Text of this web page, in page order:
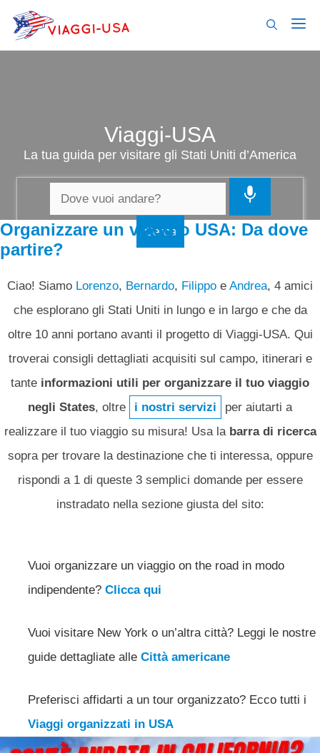
Viaggi-USA
La tua guida per visitare gli Stati Uniti d’America
Organizzare un viaggio USA: Da dove
partire?
Ciao! Siamo Lorenzo, Bernardo, Filippo e Andrea, 4 amici
che esplorano gli Stati Uniti in lungo e in largo e che da
oltre 10 anni portano avanti il progetto di Viaggi-USA. Qui
troverai consigli dettagliati acquisiti sul campo, itinerari e
tante informazioni utili per organizzare il tuo viaggio
negli States, oltre i nostri servizi
per aiutarti a
realizzare il tuo viaggio su misura! Usa la barra di ricerca
sopra per trovare la destinazione che ti interessa, oppure
rispondi a 1 di queste 3 semplici domande per essere
instradato nella sezione giusta del sito:
Vuoi organizzare un viaggio on the road in modo
indipendente? Clicca qui
Vuoi visitare New York o un’altra città? Leggi le nostre
guide dettagliate alle Città americane
Preferisci affidarti a un tour organizzato? Ecco tutti i
Viaggi organizzati in USA